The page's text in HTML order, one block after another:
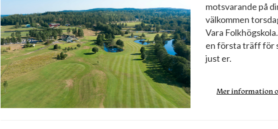
motsvarande på
välkommen
Vara
en första träff för
just er.
Mer information